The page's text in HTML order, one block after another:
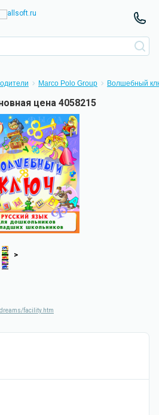
Marco Polo Group Волшебный
цена 4058215
>
facility.htm